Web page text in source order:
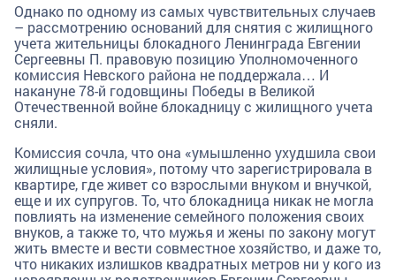
Однако по одному из самых чувствительных случаев
– рассмотрению оснований для снятия с жилищного
учета жительницы блокадного Ленинграда Евгении
Сергеевны П. правовую позицию Уполномоченного
комиссия Невского района не поддержала… И
накануне 78-й годовщины Победы в Великой
Отечественной войне блокадницу с жилищного учета
сняли.
Комиссия сочла, что она «умышленно ухудшила свои
жилищные условия», потому что зарегистрировала в
квартире, где живет со взрослыми внуком и внучкой,
еще и их супругов. То, что блокадница никак не могла
повлиять на изменение семейного положения своих
внуков, а также то, что мужья и жены по закону могут
жить вместе и вести совместное хозяйство, и даже то,
что никаких излишков квадратных метров ни у кого из